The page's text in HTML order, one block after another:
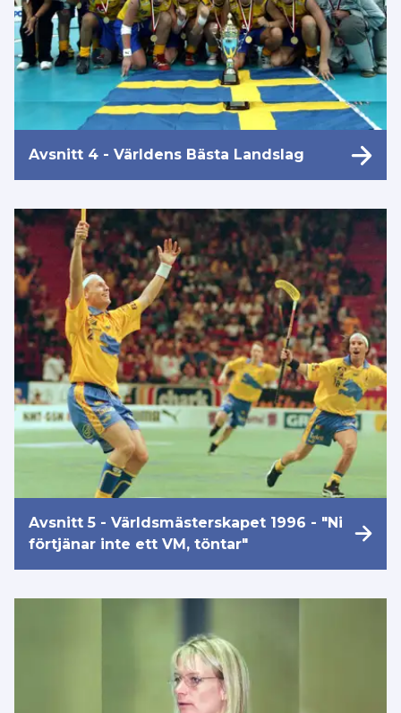
Avsnitt 4 - Världens Bästa Landslag
Avsnitt 5 - Världsmästerskapet 1996 - "Ni
förtjänar inte ett VM, töntar"